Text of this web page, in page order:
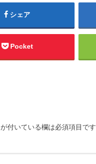
シェア
Pocket
が付いている欄は必須項目です